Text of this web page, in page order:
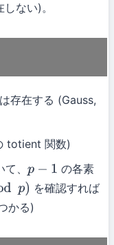
ない)。
存在する (Gauss,
totient 関数)
、 p−1
の各素
)
を確認すれば
かる)